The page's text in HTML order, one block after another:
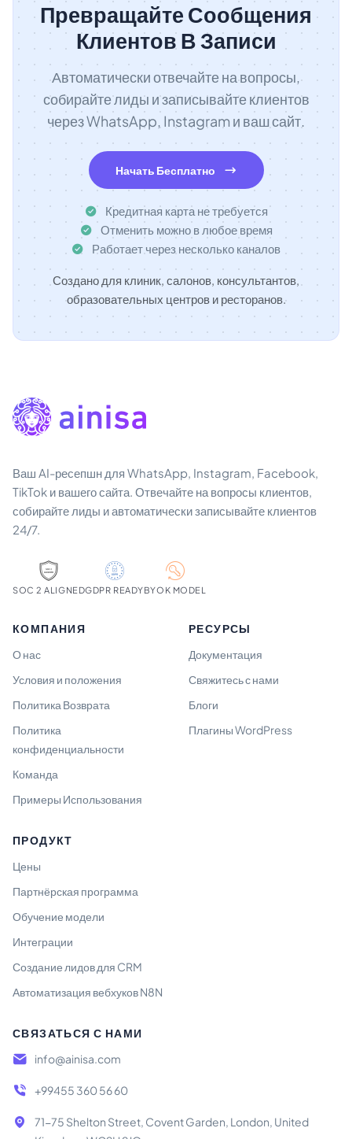
Превращайте Сообщения
Клиентов В Записи
Автоматически отвечайте на вопросы,
собирайте лиды и записывайте клиентов
через WhatsApp, Instagram и ваш сайт.
Начать Бесплатно
Кредитная карта не требуется
Отменить можно в любое время
Работает через несколько каналов
Создано для клиник, салонов, консультантов,
образовательных центров и ресторанов.
Ваш AI-ресепшн для WhatsApp, Instagram, Facebook,
TikTok и вашего сайта. Отвечайте на вопросы клиентов,
собирайте лиды и автоматически записывайте клиентов
24/7.
SOC 2 ALIGNEDGDPR READYBYOK MODEL
КОМПАНИЯ
О нас
Условия и положения
Политика Возврата
Политика
конфиденциальности
Команда
Примеры Использования
РЕСУРСЫ
Документация
Свяжитесь с нами
Блоги
Плагины WordPress
ПРОДУКТ
Цены
Партнёрская программа
Обучение модели
Интеграции
Создание лидов для CRM
Автоматизация вебхуков N8N
СВЯЗАТЬСЯ С НАМИ
info@ainisa.com
+99455 360 56 60
71-75 Shelton Street, Covent Garden, London, United